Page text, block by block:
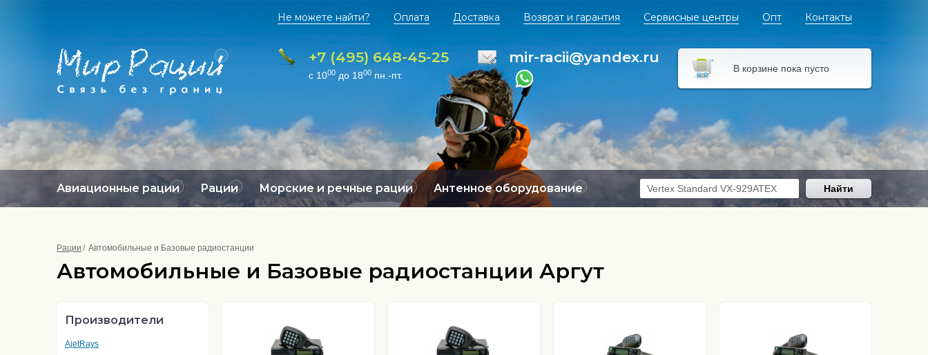
Не можете найти? Оплата Доставка Возврат и гарантия Сервисные центры Опт Контакты
+7 (495) 648-45-25
с 1000 до 1800 пн.-пт.
mir-racii@yandex.ru
В корзине пока пусто
Авиационные рации Рации Морские и речные рации Антенное оборудование Найти
Рации Автомобильные и Базовые радиостанции
Автомобильные и Базовые радиостанции Аргут
Производители
AjetRays